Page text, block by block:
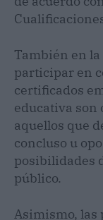
También en
participar en
certificados
educativa son
aquellos que
concluso u
posibilidades
público.
Asimismo, las